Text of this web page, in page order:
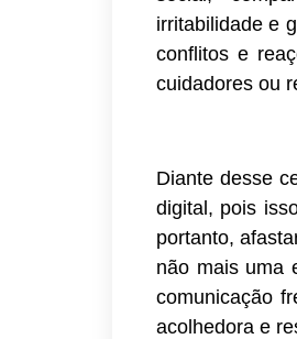
irritabilidade e
conflitos e
cuidadores ou
Diante desse
digital, pois
portanto,
não mais uma
comunicação
acolhedora e